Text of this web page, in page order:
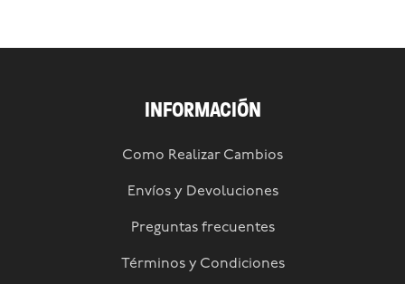
INFORMACIÓN
Como Realizar Cambios
Envíos y Devoluciones
Preguntas frecuentes
Términos y Condiciones